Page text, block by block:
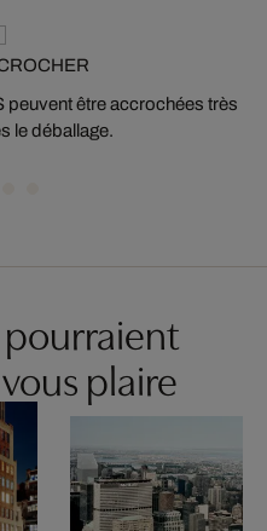
être accrochées très
le déballage.
pourraient
plaire